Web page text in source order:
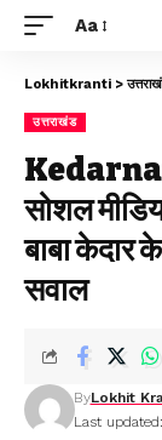
Aa
Lokhitkranti >
उत्तराखंड
सोशल
बाबा केदार
सवाल
Last updated:
ByLokhit